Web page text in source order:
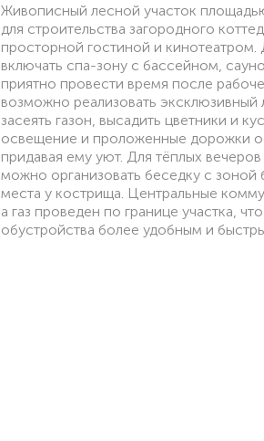
Живописный лесной участок
для строительства загородного
просторной гостиной и
включать спа-зону с бассейном,
приятно провести время после
возможно реализовать
засеять газон, высадить цветники и
освещение и проложенные дорожки
придавая ему уют. Для тёплых
можно организовать беседку с
места у кострища. Центральные
а газ проведен по границе участка,
обустройства более удобным и